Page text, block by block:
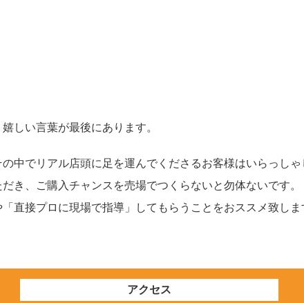
しい言葉が最後にあります。
中でリアル店頭に足を運んでくださるお客様はいらっし
き、ご購入チャンスを売場でつくらないと勿体ないです。
直接プロに現場で指導」してもらうことをおススメ致しま
アクセス